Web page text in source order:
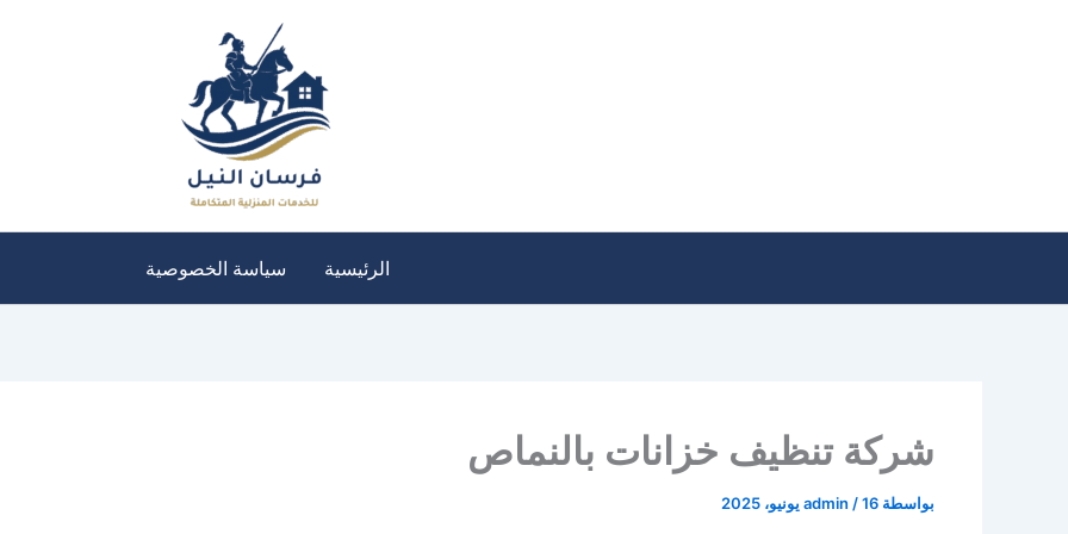
الرئيسية سياسة الخصوصية
شركة تنظيف خزانات بالنماص
بواسطة admin /16 يونيو، 2025